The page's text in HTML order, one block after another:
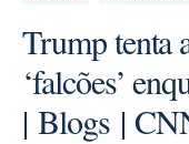
Trump tenta
‘falcões’
| Blogs |